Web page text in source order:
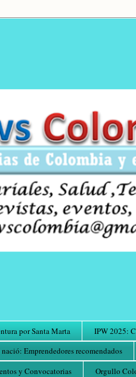
por Santa Marta IPW 2025:
Emprendedores recomendados
y Convocatorias Orgullo